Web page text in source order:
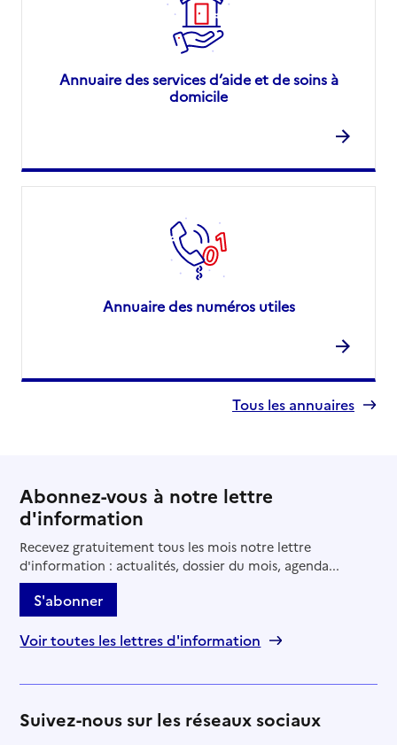
Annuaire des services d’aide et de soins à
domicile
Annuaire des numéros utiles
Tous les annuaires
Abonnez-vous à notre lettre
d'information
Recevez gratuitement tous les mois notre lettre
d'information : actualités, dossier du mois, agenda...
S'abonner
Voir toutes les lettres d'information
Suivez-nous sur les réseaux sociaux